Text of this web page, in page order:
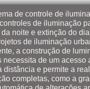
de controle de
de iluminação
noite e extinção do
de iluminação
a construção de
necessita de um acesso
distância e permite a
completas, como a